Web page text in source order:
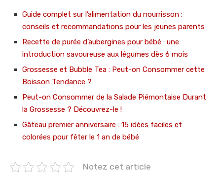
Guide complet sur l’alimentation du nourrisson :
conseils et recommandations pour les jeunes parents
Recette de purée d’aubergines pour bébé : une
introduction savoureuse aux légumes dès 6 mois
Grossesse et Bubble Tea : Peut-on Consommer cette
Boisson Tendance ?
Peut-on Consommer de la Salade Piémontaise Durant
la Grossesse ? Découvrez-le !
Gâteau premier anniversaire : 15 idées faciles et
colorées pour fêter le 1 an de bébé
Notez cet article